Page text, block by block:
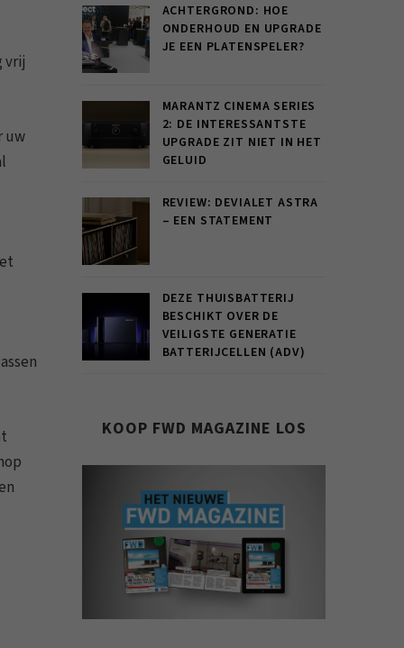
vrij
uw
ACHTERGROND: HOE
ONDERHOUD EN UPGRADE
JE EEN PLATENSPELER?
MARANTZ CINEMA SERIES
2: DE INTERESSANTSTE
UPGRADE ZIT NIET IN HET
GELUID
REVIEW: DEVIALET ASTRA
– EEN STATEMENT
DEZE THUISBATTERIJ
BESCHIKT OVER DE
VEILIGSTE GENERATIE
BATTERIJCELLEN (ADV)
KOOP FWD MAGAZINE LOS